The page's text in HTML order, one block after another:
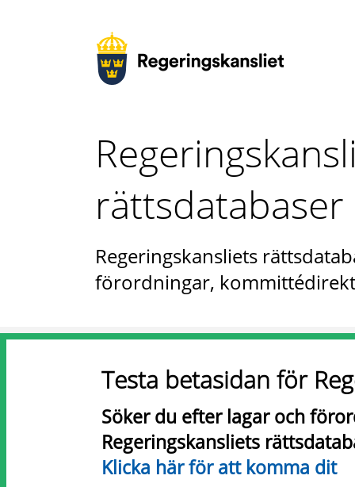
rättsdatabaser
Regeringskansliets
förordningar,
Testa betasidan för
Söker du efter lagar och
Regeringskansliets
Klicka här för att komma dit